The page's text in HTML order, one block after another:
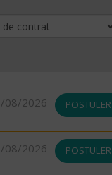
08/2026 POSTULER
08/2026 POSTULER